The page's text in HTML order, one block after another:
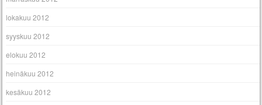
lokakuu 2012
syyskuu 2012
elokuu 2012
heinäkuu 2012
kesäkuu 2012